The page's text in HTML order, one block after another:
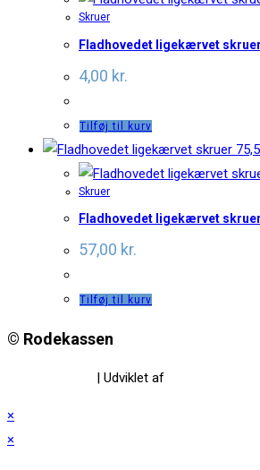
Skruer
Fladhovedet ligekærvet
4,00 kr.
Tilføj til kurv
Skruer
Fladhovedet ligekærvet
57,00 kr.
Tilføj til kurv
© Rodekassen
| Udviklet af
×
×